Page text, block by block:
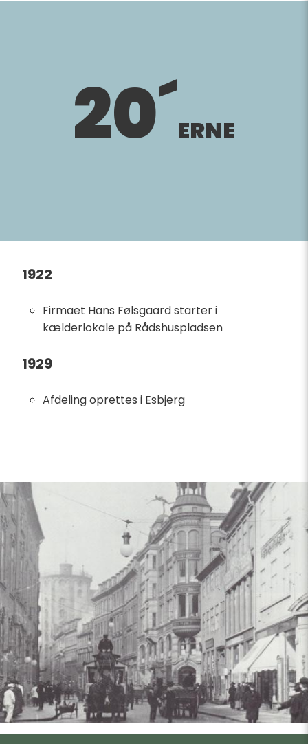
20´ERNE
1922
Firmaet Hans Følsgaard starter i
kælderlokale på Rådshuspladsen
1929
Afdeling oprettes i Esbjerg